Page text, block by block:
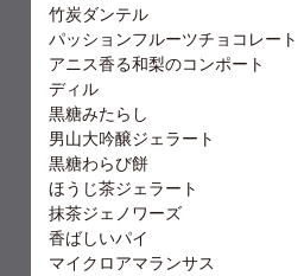
竹炭ダンテル
パッションフルーツチョコレート
アニス香る和梨のコンポート
ディル
黒糖みたらし
男山大吟醸ジェラート
黒糖わらび餅
ほうじ茶ジェラート
抹茶ジェノワーズ
香ばしいパイ
マイクロアマランサス